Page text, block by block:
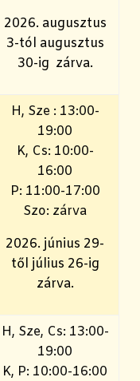
2026. augusztus
3-tól augusztus
30-ig zárva.
H, Sze : 13:00-
19:00
K, Cs: 10:00-
16:00
P: 11:00-17:00
Szo: zárva
2026. június 29-
től július 26-ig
zárva.
H, Sze, Cs: 13:00-
19:00
K, P: 10:00-16:00